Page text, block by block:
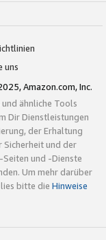
uns
Amazon.com, Inc.
ähnliche Tools
Dir Dienstleistungen
der Erhaltung
Sicherheit und der
und -Dienste
Um mehr darüber
bitte die Hinweise